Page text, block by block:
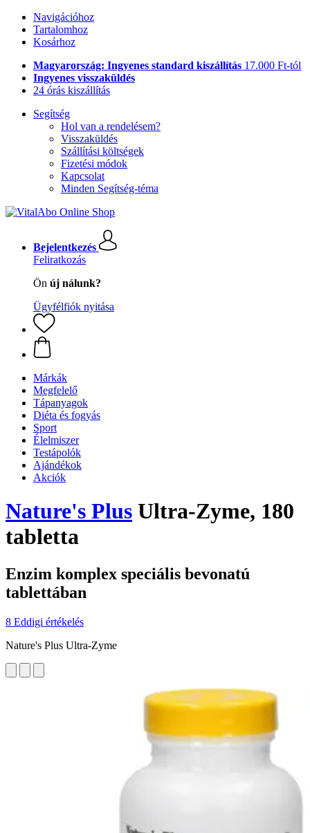
Navigációhoz
Tartalomhoz
Kosárhoz
Magyarország: Ingyenes standard kiszállítás 17.000 Ft-tól
Ingyenes visszaküldés
24 órás kiszállítás
Segítség
Hol van a rendelésem?
Visszaküldés
Szállítási költségek
Fizetési módok
Kapcsolat
Minden Segítség-téma
Bejelentkezés
Feliratkozás
Ön új nálunk?
Ügyfélfiók nyitása
Márkák
Megfelelő
Tápanyagok
Diéta és fogyás
Sport
Élelmiszer
Testápolók
Ajándékok
Akciók
Nature's Plus Ultra-Zyme, 180
tabletta
Enzim komplex speciális bevonatú
tablettában
8 Eddigi értékelés
Nature's Plus Ultra-Zyme